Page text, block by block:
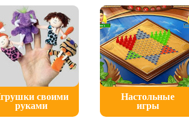
своими
руками
Настольные
игры